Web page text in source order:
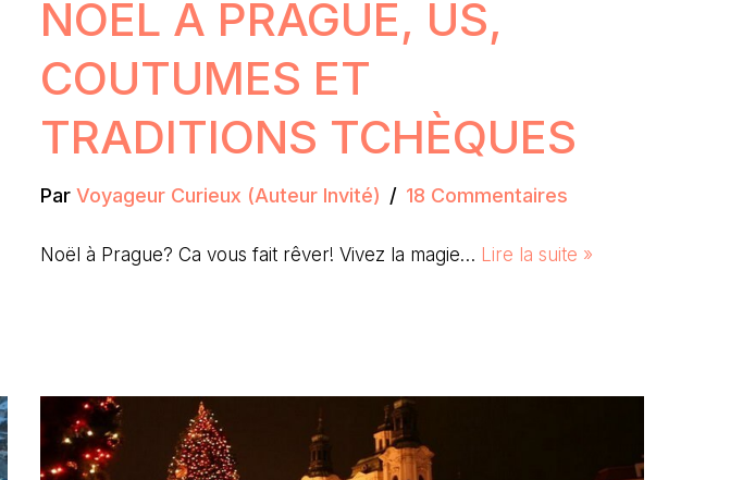
NOËL À PRAGUE, US,
COUTUMES ET
TRADITIONS TCHÈQUES
Par Voyageur Curieux (Auteur Invité) 18 Commentaires
Noël à Prague? Ca vous fait rêver! Vivez la magie… Lire la suite »